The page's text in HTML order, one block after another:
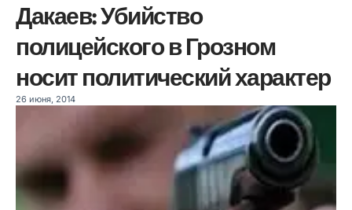
Дакаев: Убийство
полицейского в Грозном
носит политический характер
26 июня, 2014